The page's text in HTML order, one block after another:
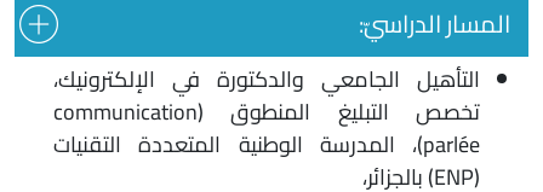
المسار الدراسيّ:
التأهيل الجامعي والدكتورة في الإلكترونيك،
تخصص التبليغ المنطوق (communication
parlée)، المدرسة الوطنية المتعددة التقنيات